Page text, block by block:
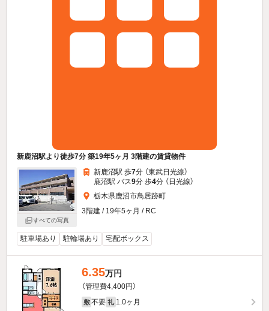
新鹿沼駅より徒歩7分 築19年5ヶ月 3階建の賃貸物件
すべての写真
新鹿沼駅 歩7分 （東武日光線）
鹿沼駅 バス9分 歩4分 （日光線）
栃木県鹿沼市鳥居跡町
3階建 / 19年5ヶ月 / RC
駐車場あり 駐輪場あり 宅配ボックス
6.35万円
（管理費4,400円）
敷 不要 礼 1.0ヶ月